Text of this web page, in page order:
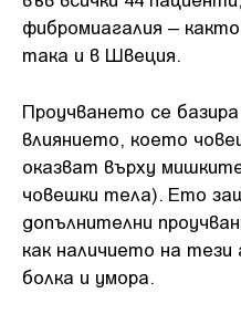
фибромиагалия –
така и в Швеция.
Проучването се
влиянието, което
оказват върху
човешки тела). Ето
допълнителни
как наличието на тези
болка и умора.